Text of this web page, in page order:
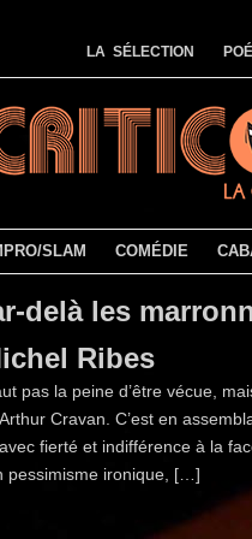
LA SÉLECTION
SLAM COMÉDIE
delà les
Ribes
pas la peine d’être vécue,
Cravan. C’est en
fierté et indifférence à la
pessimisme ironique, […]